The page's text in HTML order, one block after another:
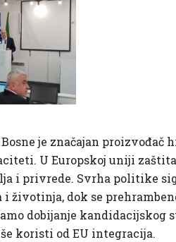
je značajan
U Europskoj uniji
i privrede. Svrha politike
dok se
dobijanje kandidacijskog
koristi od EU integracija.